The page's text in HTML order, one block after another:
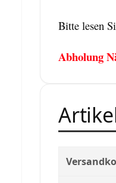
Bitte lesen
Abholung